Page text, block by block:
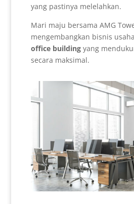
yang pastinya melelahkan.
Mari maju bersama AMG
mengembangkan bisnis
office buildingyang
secara maksimal.